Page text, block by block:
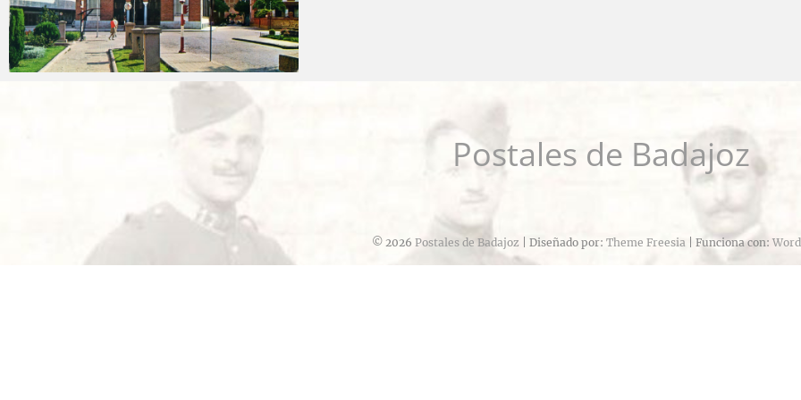
Postales de Badajoz
© 2026 Postales de Badajoz | Diseñado por: Theme Freesia | Funciona con: